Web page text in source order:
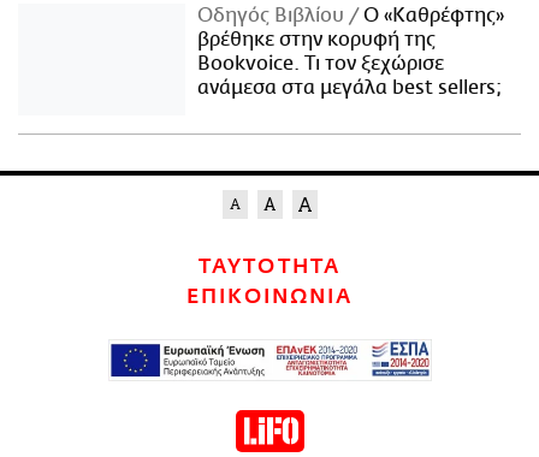
Οδηγός Βιβλίου
Ο «Καθρέφτης»
βρέθηκε στην κορυφή της
Bookvoice. Τι τον ξεχώρισε
ανάμεσα στα μεγάλα best sellers;
ΤΑΥΤΟΤΗΤΑ
ΕΠΙΚΟΙΝΩΝΙΑ